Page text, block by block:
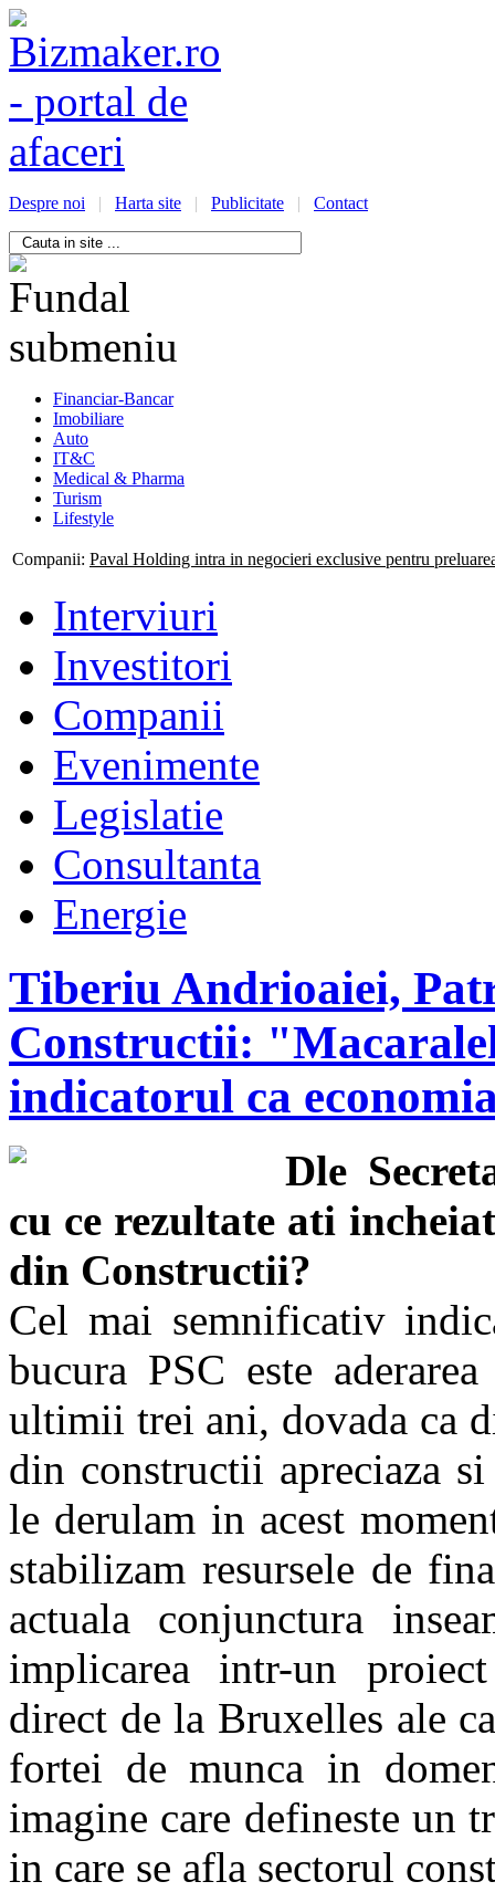
Despre noi | Harta site | Publicitate | Contact
Financiar-Bancar
Imobiliare
Auto
IT&C
Medical & Pharma
Turism
Lifestyle
Companii: Mogo isi consolideaza prezenta nationala prin
Interviuri
Investitori
Companii
Evenimente
Legislatie
Consultanta
Energie
Tiberiu Andrioaiei,
Constructii:
indicatorul ca
Dle
cu ce rezultate ati
din Constructii?
Cel mai semnificativ
bucura PSC este
ultimii trei ani, dovada ca
din constructii apreciaza
le derulam in acest
stabilizam resursele de
actuala conjunctura
implicarea intr-un
direct de la Bruxelles ale
fortei de munca in
imagine care defineste un
in care se afla sectorul
oportunitati-